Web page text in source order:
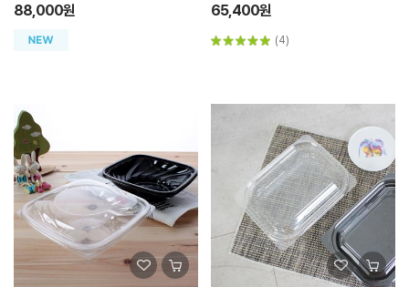
88,000원 65,400원
(4)